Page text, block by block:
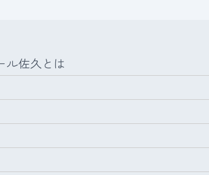
ル佐久とは